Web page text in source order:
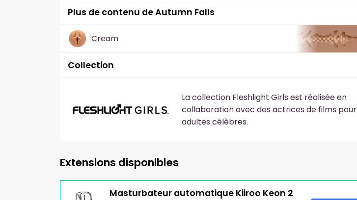
Plus de contenu de Autumn Falls
Cream
Collection
La collection Fleshlight Girls est réalisée en
collaboration avec des actrices de films pour
adultes célèbres.
Extensions disponibles
Masturbateur automatique Kiiroo Keon 2